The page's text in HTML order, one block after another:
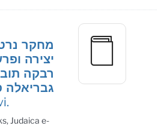
מחקר
יצירה
רבקה
גבריאלה
Judaica e-